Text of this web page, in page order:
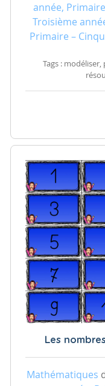
année,
Troisième
Primaire –
Tags :
Les
Mathématiques